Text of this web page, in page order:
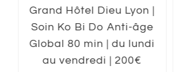
Grand Hôtel Dieu Lyon |
Soin Ko Bi Do Anti-âge
Global 80 min | du lundi
au vendredi | 200€